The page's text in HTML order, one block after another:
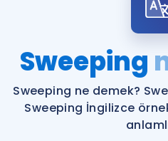
Şifremi
ÜYE
Remzi Hoca ile seni sınava
Katılımcı Görüşleri
Faydalı Araçlar
Sweeping
Sweeping ne demek?
Sweeping İngilizce